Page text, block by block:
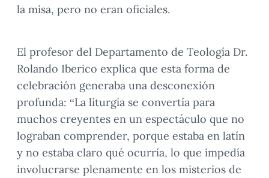
la misa, pero no eran oficiales.
El profesor del Departamento de Teología Dr.
Rolando Iberico explica que esta forma de
celebración generaba una desconexión
profunda: “La liturgia se convertía para
muchos creyentes en un espectáculo que no
lograban comprender, porque estaba en latín
y no estaba claro qué ocurría, lo que impedía
involucrarse plenamente en los misterios de